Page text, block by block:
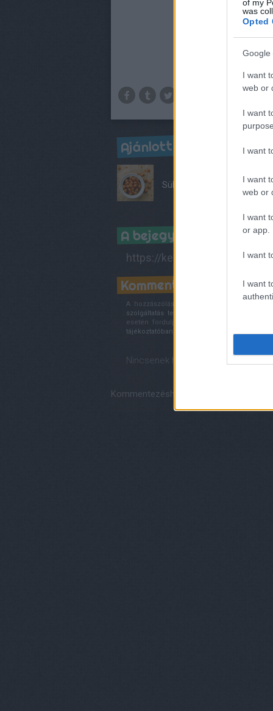
of my
was
Opted
Google
I want
web or
I want
I want
I want
web or
I want
or app.
I want
I want
Ajánlott bejegyzések:
Sült csicseri
A bejegyzés trackback
https://kertkonyha.blog.hu/
Kommentek:
A hozzászólások a
szolgáltatás technikai
esetén forduljon a blog szerkesztőjéhez.
tájékoztatóban
Nincsenek hozzászólások.
Kommentezéshez